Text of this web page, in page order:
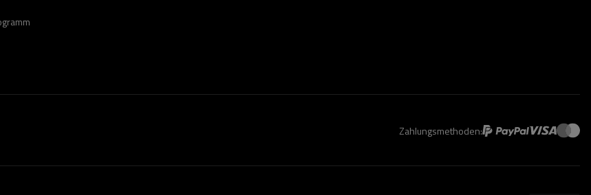
Zahlungsmethoden: